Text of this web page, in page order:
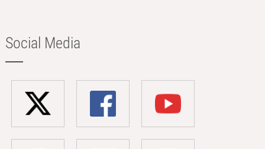
Social Media